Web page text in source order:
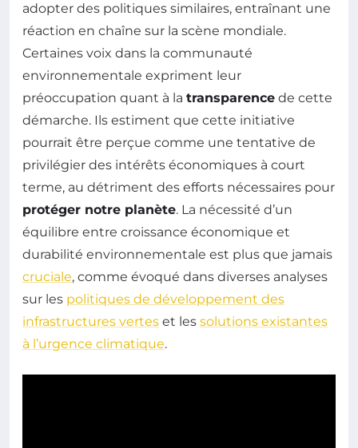
adopter des politiques similaires, entraînant une
réaction en chaîne sur la scène mondiale.
Certaines voix dans la communauté
environnementale expriment leur
préoccupation quant à la transparence de cette
démarche. Ils estiment que cette initiative
pourrait être perçue comme une tentative de
privilégier des intérêts économiques à court
terme, au détriment des efforts nécessaires pour
protéger notre planète. La nécessité d’un
équilibre entre croissance économique et
durabilité environnementale est plus que jamais
cruciale, comme évoqué dans diverses analyses
sur les politiques de développement des
infrastructures vertes et les solutions existantes
à l’urgence climatique.